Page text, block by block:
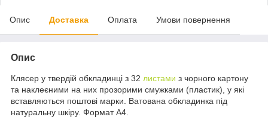
Опис Доставка Оплата Умови повернення
Опис
Клясер у твердій обкладинці з 32 листами з чорного картону
та наклеєними на них прозорими смужками (пластик), у які
вставляються поштові марки. Ватована обкладинка під
натуральну шкіру. Формат А4.